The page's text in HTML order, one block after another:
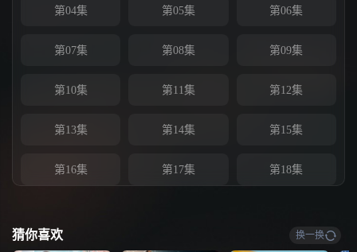
第04集 第05集 第06集
第07集 第08集 第09集
第10集 第11集 第12集
第13集 第14集 第15集
第16集 第17集 第18集
第22集 第23集 第24集
猜你喜欢 换一换